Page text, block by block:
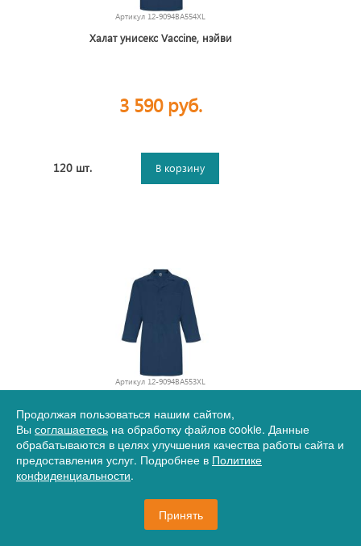
Артикул 12-9094BA554XL
Халат унисекс Vaccine, нэйви
3 590 руб.
120 шт. В корзину
Артикул 12-9094BA553XL
3 590 руб.
В корзину
Продолжая пользоваться нашим сайтом,
Вы соглашаетесь на обработку файлов cookie. Данные
обрабатываются в целях улучшения качества работы сайта и
предоставления услуг. Подробнее в Политике
конфиденциальности.
Принять